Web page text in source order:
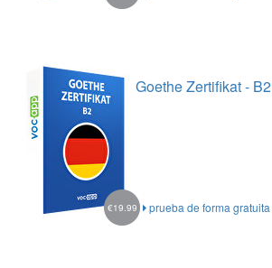
Goethe Zertifikat - B2
prueba de forma gratuita
€19.99